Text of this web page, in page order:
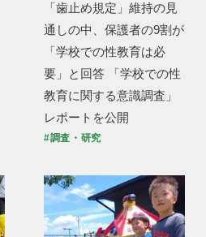
「歯止め規定」維持の見
通しの中、保護者の9割が
「学校での性教育は必
要」と回答 「学校での性
教育に関する意識調査」
レポートを公開
#調査・研究